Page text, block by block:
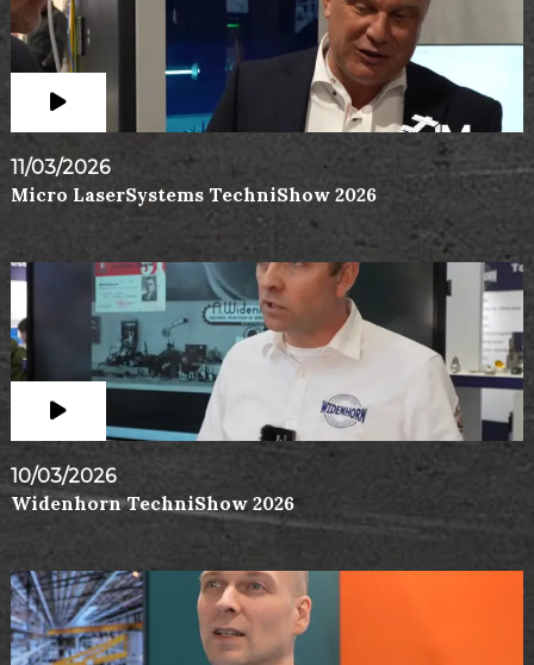
11/03/2026
Micro LaserSystems TechniShow 2026
10/03/2026
Widenhorn TechniShow 2026